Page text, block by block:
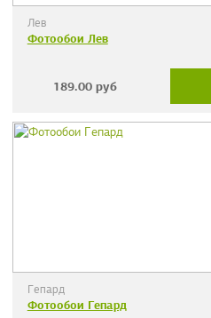
Лев
Фотообои Лев
189.00 руб
Гепард
Фотообои Гепард